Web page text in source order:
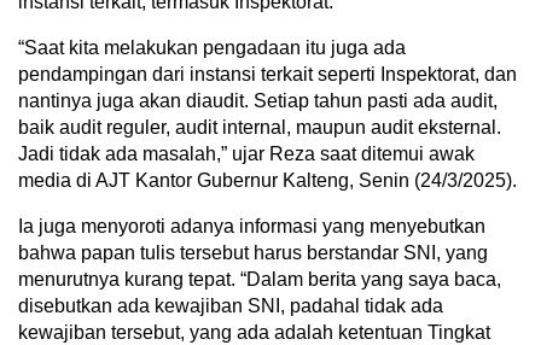
“Saat kita melakukan pengadaan itu juga ada
pendampingan dari instansi terkait seperti Inspektorat, dan
nantinya juga akan diaudit. Setiap tahun pasti ada audit,
baik audit reguler, audit internal, maupun audit eksternal.
Jadi tidak ada masalah,” ujar Reza saat ditemui awak
media di AJT Kantor Gubernur Kalteng, Senin (24/3/2025).
‎Ia juga menyoroti adanya informasi yang menyebutkan
bahwa papan tulis tersebut harus berstandar SNI, yang
menurutnya kurang tepat. “Dalam berita yang saya baca,
disebutkan ada kewajiban SNI, padahal tidak ada
kewajiban tersebut, yang ada adalah ketentuan Tingkat